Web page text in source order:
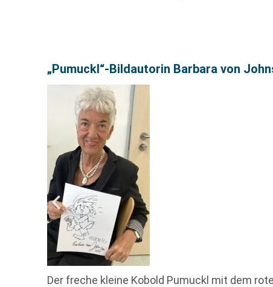
„Pumuckl“-Bildautorin Barbara von
Der freche kleine Kobold Pumuckl mit dem